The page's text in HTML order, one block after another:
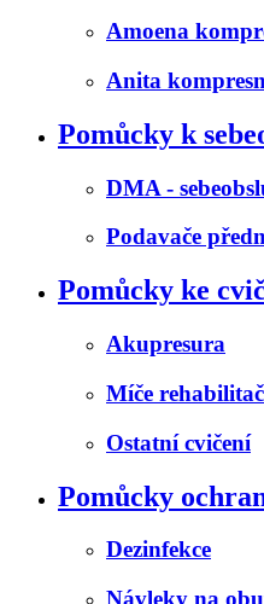
Amoena
Anita
Pomůcky k
DMA -
Podavače
Pomůcky ke
Akupresura
Míče
Ostatní cvičení
Pomůcky
Dezinfekce
Návleky na